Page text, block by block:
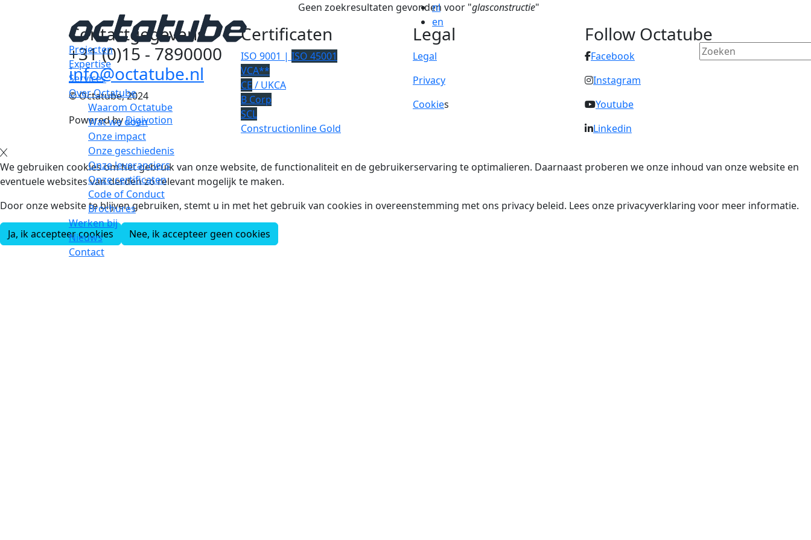
nl
en
Projecten
Expertise
Services
Over Octatube
Waarom Octatube
Wat we doen
Onze impact
Onze geschiedenis
Onze leveranciers
Onze certificaten
Code of Conduct
Brochures
Werken bij
Nieuws
Contact
Geen zoekresultaten gevonden voor "glasconstructie"
Contactgegevens
+31 (0)15 - 7890000
info@octatube.nl
© Octatube, 2024
Powered byDigivotion
Certificaten
ISO 9001 | ISO 45001
VCA**
CE / UKCA
B Corp
SCL
Constructionline Gold
Legal
Legal
Privacy
Cookies
Follow Octatube
Facebook
Instagram
Youtube
Linkedin
We gebruiken cookies om het gebruik van onze website, de functionaliteit en de gebruikerservaring te optimalieren. Daarnaast proberen we onze inhoud van onze website en
eventuele websites van derden zo relevant mogelijk te maken.
Door onze website te blijven gebruiken, stemt u in met het gebruik van cookies in overeenstemming met ons privacy beleid. Lees onze privacyverklaring voor meer informatie.
Ja, ik accepteer cookies Nee, ik accepteer geen cookies